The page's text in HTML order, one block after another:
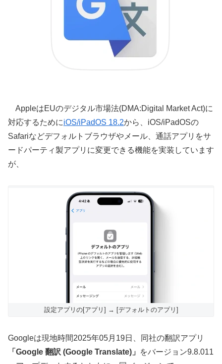
AppleはEUのデジタル市場法(DMA:Digital Market Act)に
対応するためにiOS/iPadOS 18.2から、iOS/iPadOSの
Safariなどデフォルトブラウザやメール、通話アプリをサ
ードパーティ製アプリに変更できる機能を実装しています
が、
設定アプリの[アプリ] → [デフォルトのアプリ]
Googleは現地時間2025年05月19日、同社の翻訳アプリ
「Google 翻訳 (Google Translate)」
をバージョン9.8.011